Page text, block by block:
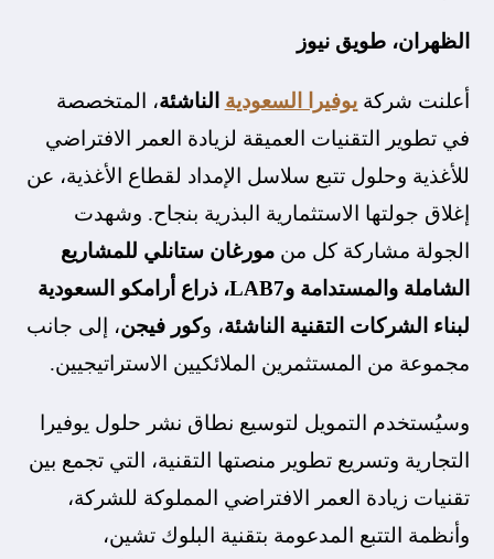
الظهران، طويق نيوز
أعلنت شركةيوفيرا السعودية الناشئة، المتخصصة
في تطوير التقنيات العميقة لزيادة العمر الافتراضي
للأغذية وحلول تتبع سلاسل الإمداد لقطاع الأغذية، عن
إغلاق جولتها الاستثمارية البذرية بنجاح. وشهدت
الجولة مشاركة كل منمورغان ستانلي للمشاريع
الشاملة والمستدامة وLAB7، ذراع أرامكو السعودية
لبناء الشركات التقنية الناشئة، وكور فيجن، إلى جانب
مجموعة من المستثمرين الملائكيين الاستراتيجيين.
وسيُستخدم التمويل لتوسيع نطاق نشر حلول يوفيرا
التجارية وتسريع تطوير منصتها التقنية، التي تجمع بين
تقنيات زيادة العمر الافتراضي المملوكة للشركة،
وأنظمة التتبع المدعومة بتقنية البلوك تشين،